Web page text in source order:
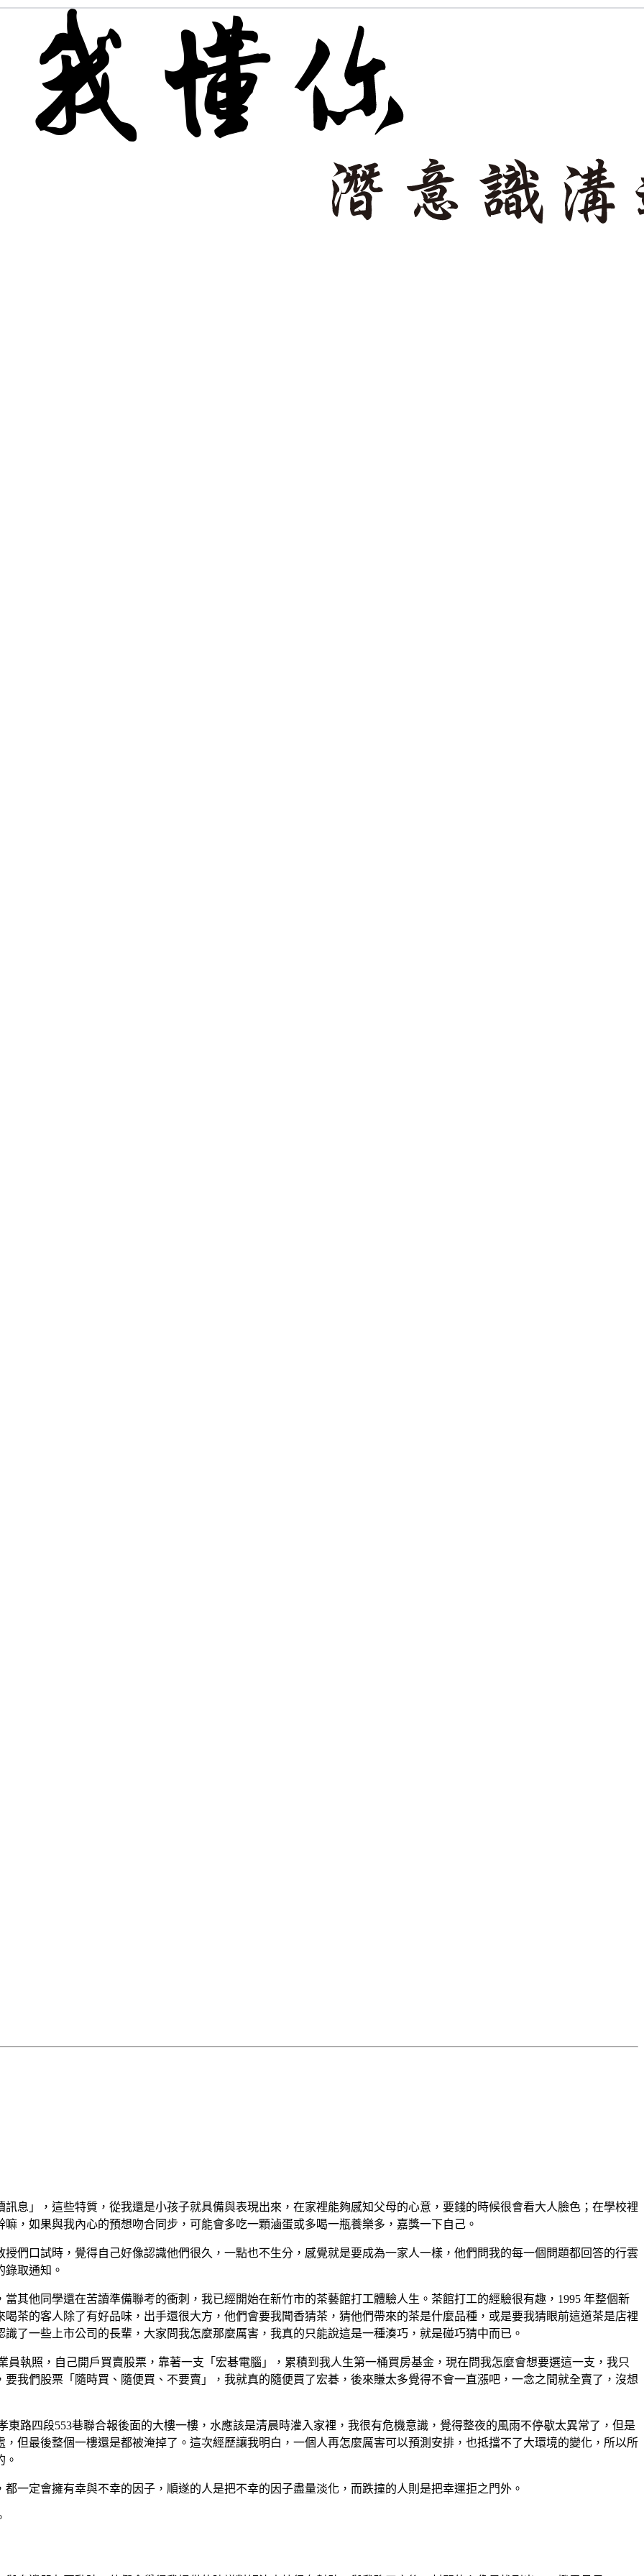
息」，這些特質，從我還是小孩子就具備與表現出來，在家裡能夠感知父母的心意，要錢的時候很會看大人臉色；在學校裡
，如果與我內心的預想吻合同步，可能會多吃一顆滷蛋或多喝一瓶養樂多，嘉獎一下自己。
們口試時，覺得自己好像認識他們很久，一點也不生分，感覺就是要成為一家人一樣，他們問我的每一個問題都回答的行雲
取通知。
其他同學還在苦讀準備聯考的衝刺，我已經開始在新竹市的茶藝館打工體驗人生。茶館打工的經驗很有趣，1995 年整個新
茶的客人除了有好品味，出手還很大方，他們會要我聞香猜茶，猜他們帶來的茶是什麼品種，或是要我猜眼前這道茶是店裡
了一些上市公司的長輩，大家問我怎麼那麼厲害，我真的只能說這是一種湊巧，就是碰巧猜中而已。
員執照，自己開戶買賣股票，靠著一支「宏碁電腦」，累積到我人生第一桶買房基金，現在問我怎麼會想要選這一支，我只
我們股票「隨時買、隨便買、不要賣」，我就真的隨便買了宏碁，後來賺太多覺得不會一直漲吧，一念之間就全賣了，沒想
路四段553巷聯合報後面的大樓一樓，水應該是清晨時灌入家裡，我很有危機意識，覺得整夜的風雨不停歇太異常了，但是
但最後整個一樓還是都被淹掉了。這次經歷讓我明白，一個人再怎麼厲害可以預測安排，也抵擋不了大環境的變化，所以所
。
一定會擁有幸與不幸的因子，順遂的人是把不幸的因子盡量淡化，而跌撞的人則是把幸運拒之門外。